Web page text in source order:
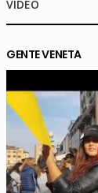
VIDEO
GENTE VENETA